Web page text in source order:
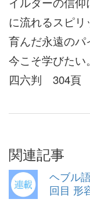
に流れるスピ
育んだ永遠のパ
今こそ学びたい。
四六判 304頁
関連記事
ヘブル
回目 形